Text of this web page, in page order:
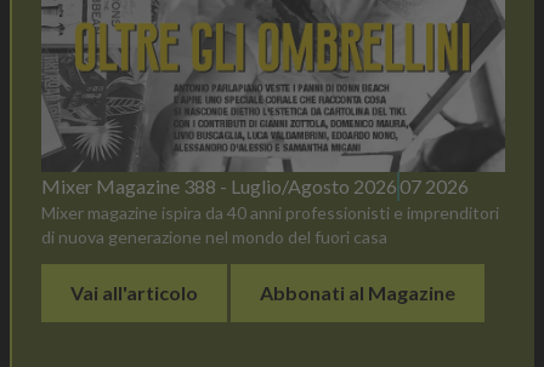
Mixer Magazine 388 - Luglio/Agosto 2026 07 2026
Mixer magazine ispira da 40 anni professionisti e imprenditori
di nuova generazione nel mondo del fuori casa
Vai all'articolo Abbonati al Magazine